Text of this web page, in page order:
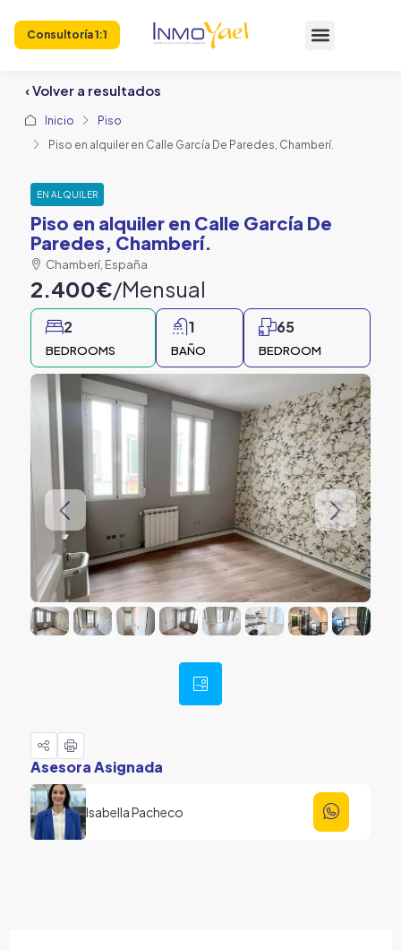
Consultoría 1:1
‹ Volver a resultados
Inicio
Piso
Piso en alquiler en Calle García De Paredes, Chamberí.
EN ALQUILER
Piso en alquiler en Calle García De
Paredes, Chamberí.
Chamberí, España
2.400€/Mensual
BEDROOMS
2
BAÑO
1
BEDROOM
65
Asesora Asignada
Isabella Pacheco